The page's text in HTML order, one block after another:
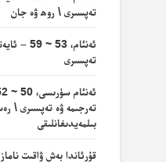
تەپسىرى \ روھ ۋە جان
ئەنئام،
تەپسىرى
تەرجىمە ۋە تەپسىرى \
بىلمەيدىغانلىقى
قۇرئاندا بەش ۋاقىت ناماز